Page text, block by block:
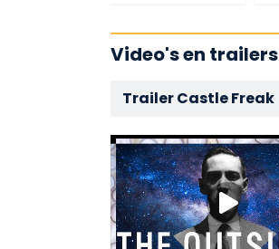
Video's en trailers
Trailer Castle Freak